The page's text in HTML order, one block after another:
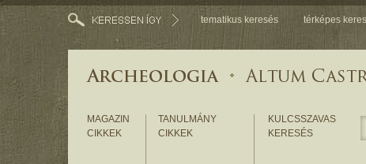
tematikus keresés térképes
MAGAZIN
CIKKEK
TANULMÁNY
CIKKEK
KULCSSZAVAS
KERESÉS